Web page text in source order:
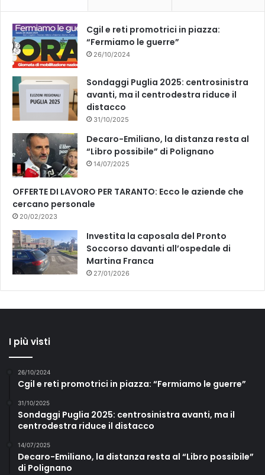
k
Cgil e reti promotrici in piazza:
“Fermiamo le guerre”
26/10/2024
Sondaggi Puglia 2025: centrosinistra
avanti, ma il centrodestra riduce il
distacco
31/10/2025
Decaro-Emiliano, la distanza resta al
“Libro possibile” di Polignano
14/07/2025
OFFERTE DI LAVORO PER TARANTO: Ecco le aziende che
cercano personale
20/02/2023
Investita la caposala del Pronto
Soccorso davanti all’ospedale di
Martina Franca
27/01/2026
I più visti
26/10/2024
Cgil e reti promotrici in piazza: “Fermiamo le guerre”
31/10/2025
Sondaggi Puglia 2025: centrosinistra avanti, ma il
centrodestra riduce il distacco
14/07/2025
Decaro-Emiliano, la distanza resta al “Libro possibile”
di Polignano